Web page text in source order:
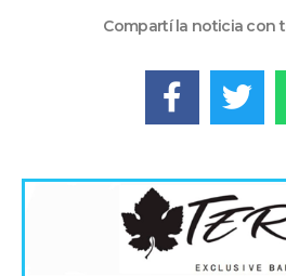
Compartí la noticia con